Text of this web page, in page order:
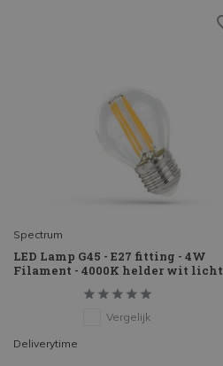
Spectrum
LED Lamp G45 - E27 fitting - 4W
Filament - 4000K helder wit licht
Vergelijk
Deliverytime